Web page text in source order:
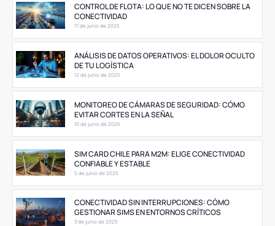
CONTROL DE FLOTA: LO QUE NO TE DICEN SOBRE LA
CONECTIVIDAD
17 de junio de 2025
ANÁLISIS DE DATOS OPERATIVOS: EL DOLOR OCULTO
DE TU LOGÍSTICA
12 de junio de 2025
MONITOREO DE CÁMARAS DE SEGURIDAD: CÓMO
EVITAR CORTES EN LA SEÑAL
10 de junio de 2025
SIM CARD CHILE PARA M2M: ELIGE CONECTIVIDAD
CONFIABLE Y ESTABLE
5 de junio de 2025
CONECTIVIDAD SIN INTERRUPCIONES: CÓMO
GESTIONAR SIMS EN ENTORNOS CRÍTICOS
3 de junio de 2025